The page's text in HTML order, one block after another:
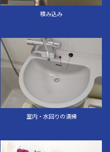
積み込み
室内・水回りの清掃